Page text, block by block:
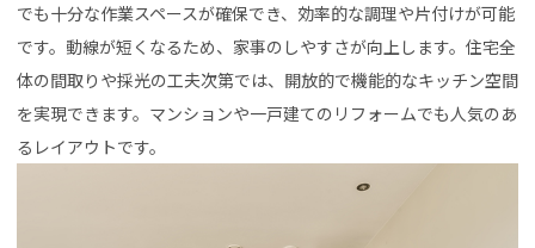
でも十分な作業スペースが確保でき、効率的な調理や片付けが可能
です。動線が短くなるため、家事のしやすさが向上します。住宅全
体の間取りや採光の工夫次第では、開放的で機能的なキッチン空間
を実現できます。マンションや一戸建てのリフォームでも人気のあ
るレイアウトです。